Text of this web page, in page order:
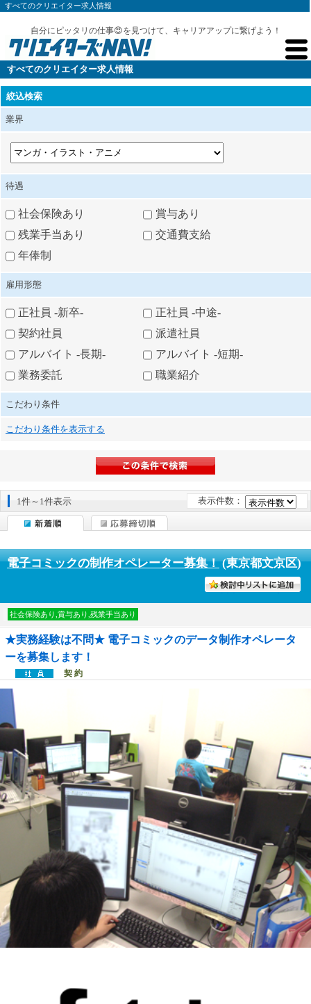
すべてのクリエイター求人情報
自分にピッタリの仕事😍を見つけて、キャリアアップに繋げよう！
すべてのクリエイター求人情報
絞込検索
業界
待遇
社会保険あり
賞与あり
残業手当あり
交通費支給
年俸制
雇用形態
正社員 -新卒-
正社員 -中途-
契約社員
派遣社員
アルバイト -長期-
アルバイト -短期-
業務委託
職業紹介
こだわり条件
こだわり条件を表示する
1件～1件表示 表示件数：
電子コミックの制作オペレーター募集！(東京都文京区)
社会保険あり,賞与あり,残業手当あり
★実務経験は不問★ 電子コミックのデータ制作オペレータ
ーを募集します！
契 約